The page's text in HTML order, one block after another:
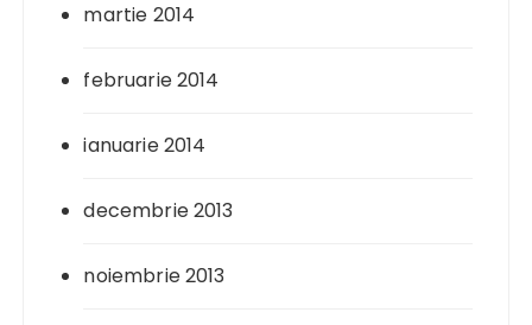
martie 2014
februarie 2014
ianuarie 2014
decembrie 2013
noiembrie 2013